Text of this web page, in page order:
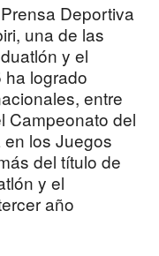
Deportiva
una de las
y el
logrado
entre
Campeonato del
los Juegos
del título de
y el
año